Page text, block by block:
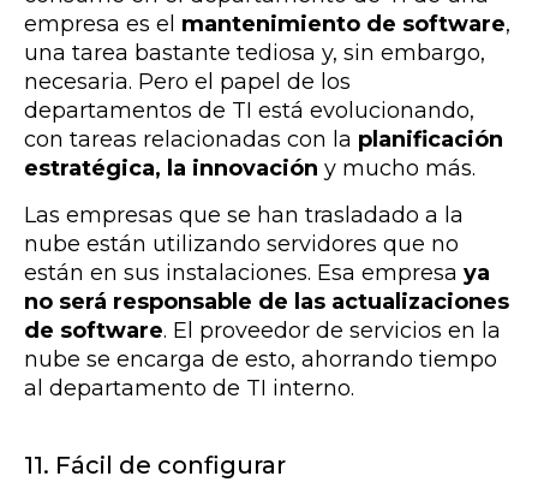
empresa es el mantenimiento de software,
una tarea bastante tediosa y, sin embargo,
necesaria. Pero el papel de los
departamentos de TI está evolucionando,
con tareas relacionadas con la planificación
estratégica, la innovación y mucho más.
Las empresas que se han trasladado a la
nube están utilizando servidores que no
están en sus instalaciones. Esa empresa ya
no será responsable de las actualizaciones
de software. El proveedor de servicios en la
nube se encarga de esto, ahorrando tiempo
al departamento de TI interno.
11. Fácil de configurar